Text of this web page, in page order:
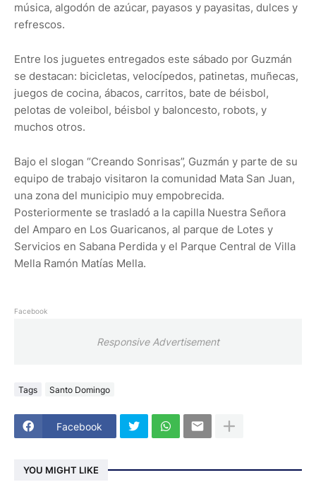
música, algodón de azúcar, payasos y payasitas, dulces y
refrescos.
Entre los juguetes entregados este sábado por Guzmán
se destacan: bicicletas, velocípedos, patinetas, muñecas,
juegos de cocina, ábacos, carritos, bate de béisbol,
pelotas de voleibol, béisbol y baloncesto, robots, y
muchos otros.
Bajo el slogan “Creando Sonrisas”, Guzmán y parte de su
equipo de trabajo visitaron la comunidad Mata San Juan,
una zona del municipio muy empobrecida.
Posteriormente se trasladó a la capilla Nuestra Señora
del Amparo en Los Guaricanos, al parque de Lotes y
Servicios en Sabana Perdida y el Parque Central de Villa
Mella Ramón Matías Mella.
Facebook
Responsive Advertisement
Tags Santo Domingo
Facebook
YOU MIGHT LIKE